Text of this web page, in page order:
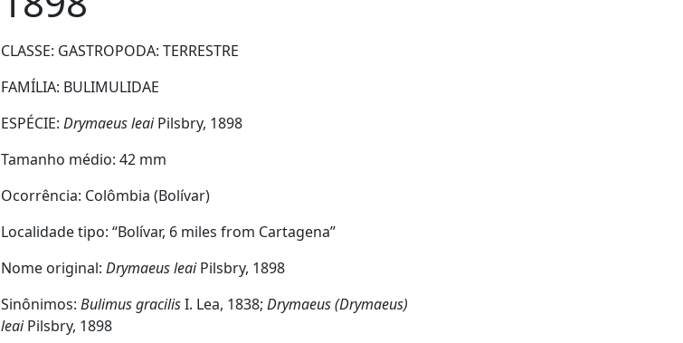
CLASSE: GASTROPODA: TERRESTRE
FAMÍLIA: BULIMULIDAE
ESPÉCIE: Drymaeus leaiPilsbry, 1898
Tamanho médio: 42 mm
Ocorrência: Colômbia (Bolívar)
Localidade tipo: “Bolívar, 6 miles from Cartagena”
Nome original: Drymaeus leaiPilsbry, 1898
Sinônimos: Bulimus gracilisI. Lea, 1838; Drymaeus (Drymaeus)
leaiPilsbry, 1898